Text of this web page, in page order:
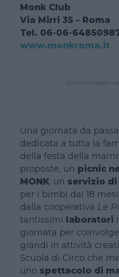
Monk Club
Via Mirri 35 – Roma
Tel. 06-06-
www.monkroma.it
Una giornata da
dedicata a tutta la
della festa della
proposte, un picnic
MONK; un servizio
per i bimbi dai 18
dalla cooperativa Le
tantissimi laboratori
giornata per
grandi in attività
Scuola di Circo che
uno spettacolo di